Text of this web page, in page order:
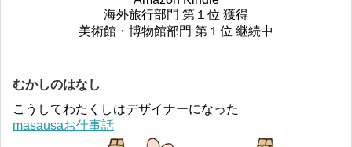
海外旅行部門 第１位 獲得
美術館・博物館部門 第１位 継続中
むかしのはなし
こうしてわたくしはデザイナーになった
masausaお仕事話